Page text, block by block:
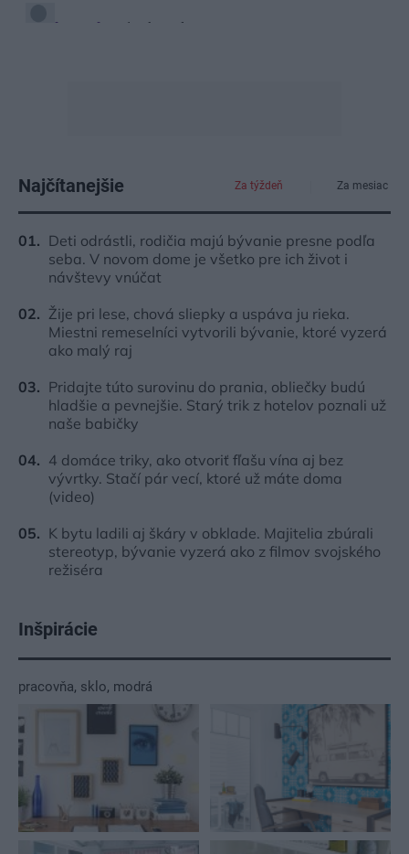
Najčítanejšie Za týždeň Za mesiac
Deti odrástli, rodičia majú bývanie presne podľa
seba. V novom dome je všetko pre ich život i
návštevy vnúčat
Žije pri lese, chová sliepky a uspáva ju rieka.
Miestni remeselníci vytvorili bývanie, ktoré vyzerá
ako malý raj
Pridajte túto surovinu do prania, obliečky budú
hladšie a pevnejšie. Starý trik z hotelov poznali už
naše babičky
4 domáce triky, ako otvoriť fľašu vína aj bez
vývrtky. Stačí pár vecí, ktoré už máte doma
(video)
K bytu ladili aj škáry v obklade. Majitelia zbúrali
stereotyp, bývanie vyzerá ako z filmov svojského
režiséra
Inšpirácie
pracovňa, sklo, modrá